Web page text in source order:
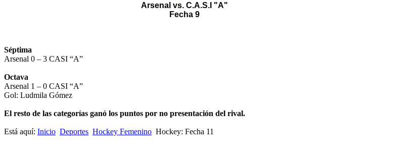
Arsenal vs. C.A.S.I "A"
Fecha 9
Séptima
Arsenal 0 – 3 CASI “A”
Octava
Arsenal 1 – 0 CASI “A”
Gol: Ludmila Gómez
El resto de las categorías ganó los puntos por no presentación del rival.
Está aquí: Inicio Deportes Hockey Femenino Hockey: Fecha 11